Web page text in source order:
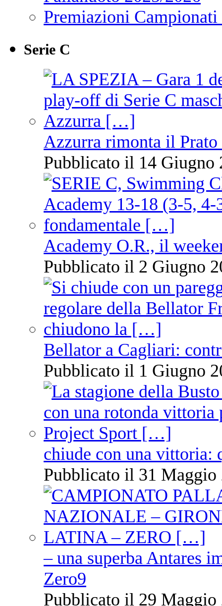
Premiazioni
Serie C
Azzurra rimonta il Prato
Pubblicato il 14 Giugno
Academy O.R., il
Pubblicato il 2 Giugno
Bellator a Cagliari:
Pubblicato il 1 Giugno
chiude con una vittoria:
Pubblicato il 31 Maggio
– una superba Antares
Zero9
Pubblicato il 29 Maggio